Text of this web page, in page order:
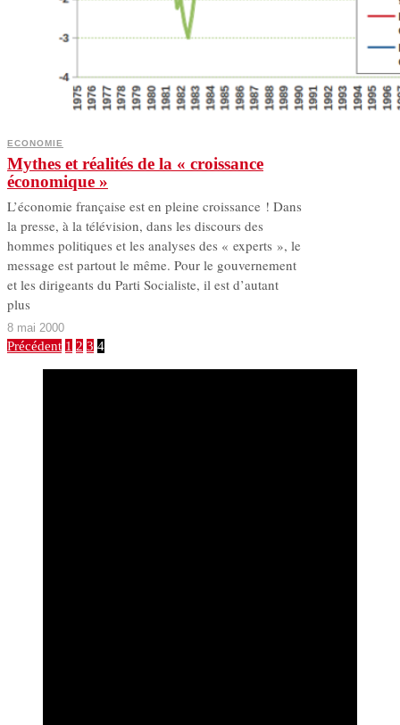
ECONOMIE
Mythes et réalités de la « croissance
économique »
L’économie française est en pleine croissance ! Dans
la presse, à la télévision, dans les discours des
hommes politiques et les analyses des « experts », le
message est partout le même. Pour le gouvernement
et les dirigeants du Parti Socialiste, il est d’autant
plus
8 mai 2000
Précédent 1 2 3 4